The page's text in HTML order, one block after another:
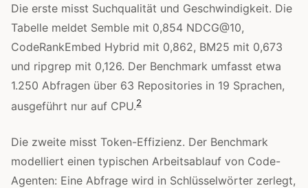
Die erste misst Suchqualität und Geschwindigkeit. Die
Tabelle meldet Semble mit 0,854 NDCG@10,
CodeRankEmbed Hybrid mit 0,862, BM25 mit 0,673
und ripgrep mit 0,126. Der Benchmark umfasst etwa
1.250 Abfragen über 63 Repositories in 19 Sprachen,
ausgeführt nur auf CPU.2
Die zweite misst Token-Effizienz. Der Benchmark
modelliert einen typischen Arbeitsablauf von Code-
Agenten: Eine Abfrage wird in Schlüsselwörter zerlegt,